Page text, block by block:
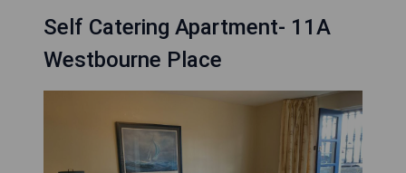
Self Catering Apartment- 11A
Westbourne Place